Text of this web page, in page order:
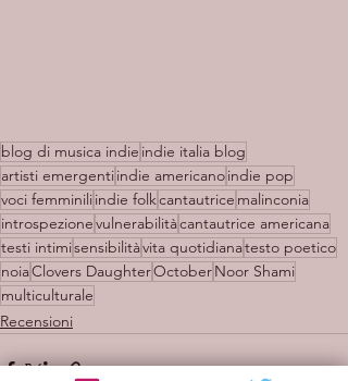
blog di musica indie indie italia blog
artisti emergentiindie americanoindie pop
voci femminiliindie folkcantautrice malinconia
introspezionevulnerabilitàcantautrice americana
testi intimisensibilitàvita quotidianatesto poetico
noiaClovers DaughterOctoberNoor Shami
multiculturale
Recensioni